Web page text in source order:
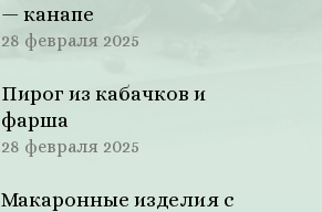
— канапе
28 февраля 2025
Пирог из кабачков и
фарша
28 февраля 2025
Макаронные изделия с